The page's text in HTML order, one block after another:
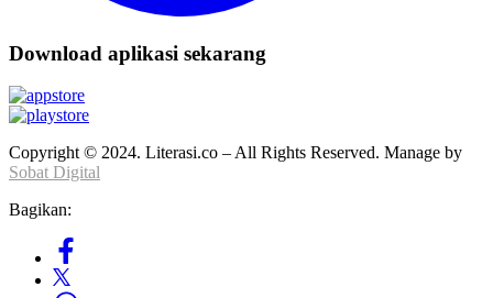
Download aplikasi sekarang
Copyright © 2024. Literasi.co – All Rights Reserved. Manage by
Sobat Digital
Bagikan: